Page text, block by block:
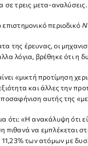
σε τρεις μετα-αναλύσεις.
περιοδικό
της έρευνας, οι
λόγια, βρέθηκε ότι η
«μικτή προτίμηση
και άλλες την
αυτής της
«Η ανακάλυψη ότι
να εμπλέκεται
των ατόμων με